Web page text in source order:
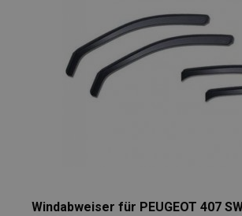
Windabweiser für PEUGEOT 407